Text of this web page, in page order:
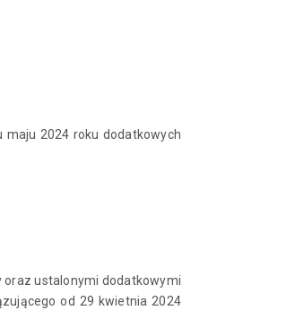
maju 2024 roku dodatkowych
oraz ustalonymi dodatkowymi
od 29 kwietnia 2024